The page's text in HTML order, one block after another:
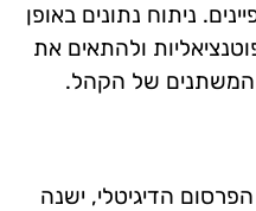
ניתוח נתונים באופן
ולהתאים את
של הקהל.
הדיגיטלי, ישנה